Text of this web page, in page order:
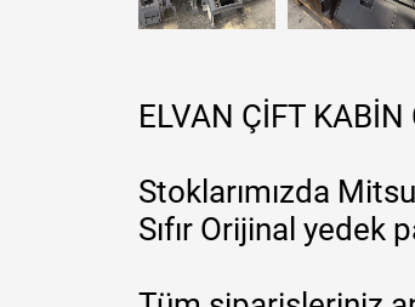
ELVAN ÇİFT
Stoklarımızda
Sıfır Orijinal yedek